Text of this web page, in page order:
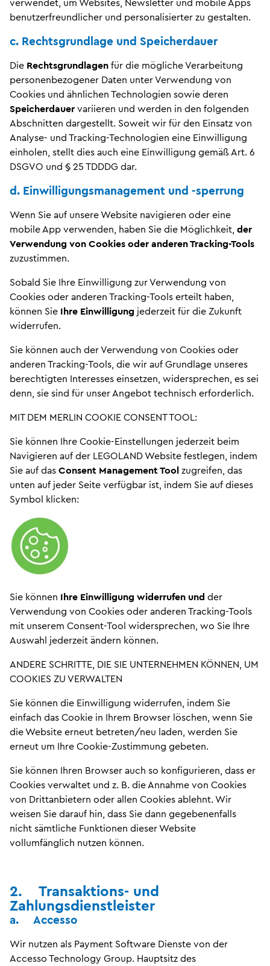
verwendet, um Websites, Newsletter und mobile Apps
benutzerfreundlicher und personalisierter zu gestalten.
c. Rechtsgrundlage und Speicherdauer
Die Rechtsgrundlagen für die mögliche Verarbeitung
personenbezogener Daten unter Verwendung von
Cookies und ähnlichen Technologien sowie deren
Speicherdauer variieren und werden in den folgenden
Abschnitten dargestellt. Soweit wir für den Einsatz von
Analyse- und Tracking-Technologien eine Einwilligung
einholen, stellt dies auch eine Einwilligung gemäß Art. 6
DSGVO und § 25 TDDDG dar.
d. Einwilligungsmanagement und -sperrung
Wenn Sie auf unsere Website navigieren oder eine
mobile App verwenden, haben Sie die Möglichkeit, der
Verwendung von Cookies oder anderen Tracking-Tools
zuzustimmen.
Sobald Sie Ihre Einwilligung zur Verwendung von
Cookies oder anderen Tracking-Tools erteilt haben,
können Sie Ihre Einwilligung jederzeit für die Zukunft
widerrufen.
Sie können auch der Verwendung von Cookies oder
anderen Tracking-Tools, die wir auf Grundlage unseres
berechtigten Interesses einsetzen, widersprechen, es sei
denn, sie sind für unser Angebot technisch erforderlich.
MIT DEM MERLIN COOKIE CONSENT TOOL:
Sie können Ihre Cookie-Einstellungen jederzeit beim
Navigieren auf der LEGOLAND Website festlegen, indem
Sie auf das Consent Management Tool zugreifen, das
unten auf jeder Seite verfügbar ist, indem Sie auf dieses
Symbol klicken:
Sie können Ihre Einwilligung widerrufen und der
Verwendung von Cookies oder anderen Tracking-Tools
mit unserem Consent-Tool widersprechen, wo Sie Ihre
Auswahl jederzeit ändern können.
ANDERE SCHRITTE, DIE SIE UNTERNEHMEN KÖNNEN, UM
COOKIES ZU VERWALTEN
Sie können die Einwilligung widerrufen, indem Sie
einfach das Cookie in Ihrem Browser löschen, wenn Sie
die Website erneut betreten/neu laden, werden Sie
erneut um Ihre Cookie-Zustimmung gebeten.
Sie können Ihren Browser auch so konfigurieren, dass er
Cookies verwaltet und z. B. die Annahme von Cookies
von Drittanbietern oder allen Cookies ablehnt. Wir
weisen Sie darauf hin, dass Sie dann gegebenenfalls
nicht sämtliche Funktionen dieser Website
vollumfänglich nutzen können.
2. Transaktions- und
Zahlungsdienstleister
a. Accesso
Wir nutzen als Payment Software Dienste von der
Accesso Technology Group. Hauptsitz des